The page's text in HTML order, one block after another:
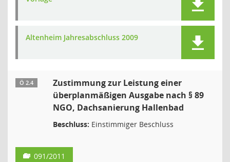
Altenheim Jahresabschluss 2009
Ö 2.4
Zustimmung zur Leistung einer
überplanmäßigen Ausgabe nach § 89
NGO, Dachsanierung Hallenbad
Beschluss: Einstimmiger Beschluss
091/2011